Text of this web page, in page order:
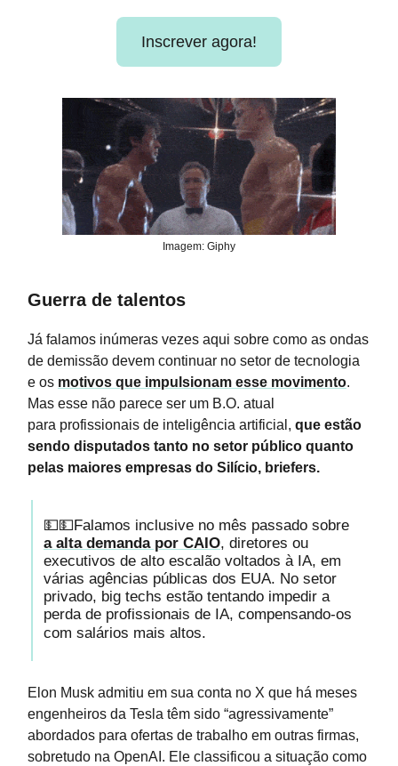
Inscrever agora!
Imagem: Giphy
Guerra de talentos
Já falamos inúmeras vezes aqui sobre como as ondas
de demissão devem continuar no setor de tecnologia
e os motivos que impulsionam esse movimento.
Mas esse não parece ser um B.O. atual
para profissionais de inteligência artificial, que estão
sendo disputados tanto no setor público quanto
pelas maiores empresas do Silício, briefers.
💵💵Falamos inclusive no mês passado sobre
a alta demanda por CAIO, diretores ou
executivos de alto escalão voltados à IA, em
várias agências públicas dos EUA. No setor
privado, big techs estão tentando impedir a
perda de profissionais de IA, compensando-os
com salários mais altos.
Elon Musk admitiu em sua conta no X que há meses
engenheiros da Tesla têm sido “agressivamente”
abordados para ofertas de trabalho em outras firmas,
sobretudo na OpenAI. Ele classificou a situação como